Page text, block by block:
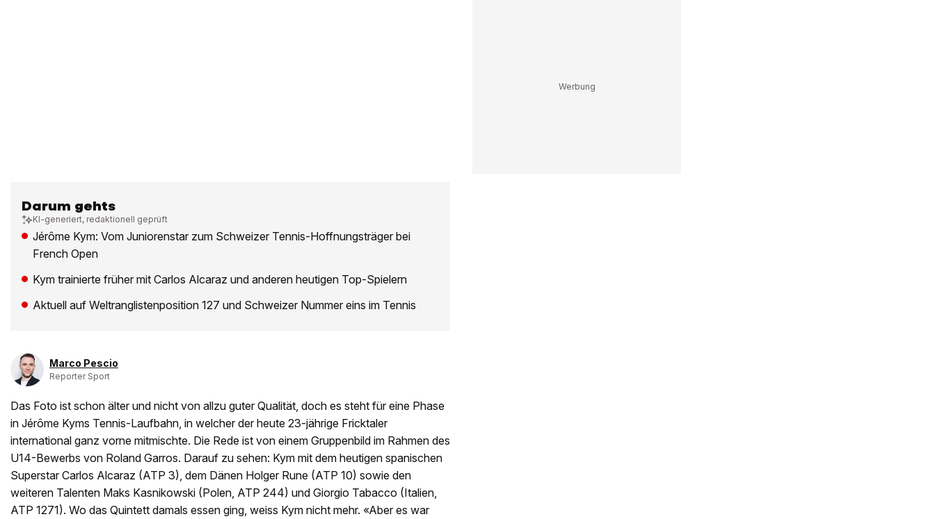
Darum gehts
KI-generiert, redaktionell geprüft
Jérôme Kym: Vom Juniorenstar zum Schweizer Tennis-Hoffnungsträger bei
French Open
Kym trainierte früher mit Carlos Alcaraz und anderen heutigen Top-Spielern
Aktuell auf Weltranglistenposition 127 und Schweizer Nummer eins im Tennis
Marco Pescio
Reporter Sport
Das Foto ist schon älter und nicht von allzu guter Qualität, doch es steht für eine Phase
in Jérôme Kyms Tennis-Laufbahn, in welcher der heute 23-jährige Fricktaler
international ganz vorne mitmischte. Die Rede ist von einem Gruppenbild im Rahmen des
U14-Bewerbs von Roland Garros. Darauf zu sehen: Kym mit dem heutigen spanischen
Superstar Carlos Alcaraz (ATP 3), dem Dänen Holger Rune (ATP 10) sowie den
weiteren Talenten Maks Kasnikowski (Polen, ATP 244) und Giorgio Tabacco (Italien,
ATP 1271). Wo das Quintett damals essen ging, weiss Kym nicht mehr. «Aber es war